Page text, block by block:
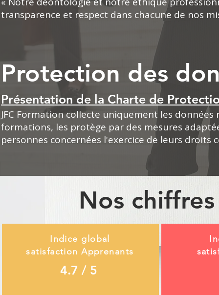
transparence et respect dans chacune de nos
Protection des
Présentation de la Charte de
JFC Formation collecte uniquement les
formations, les protège par des mesures
personnes concernées l'exercice de leurs droits
Nos
Indice global
satisfaction Apprenants
4.7 / 5